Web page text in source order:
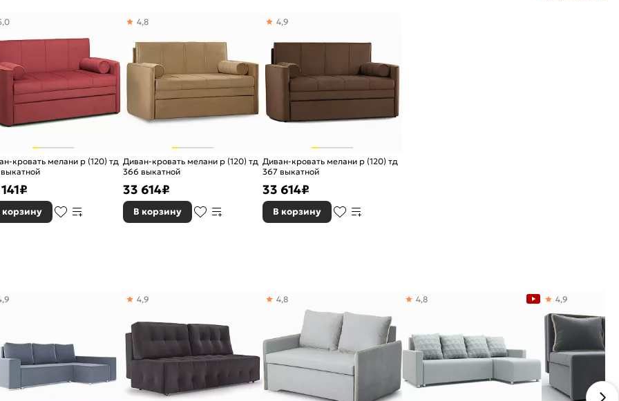
кровать мелани р (120) тд
₽
корзину
Диван-кровать мелани р (120) тд
366 выкатной
4,8
33 614₽
В корзину
Диван-кровать мелани р (120) тд
367 выкатной
4,9
33 614₽
В корзину
4,9 4,8 4,8 4,9